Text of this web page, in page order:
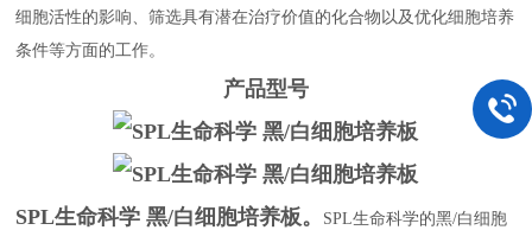
细胞活性的影响、筛选具有潜在治疗价值的化合物以及优化细胞培养
条件等方面的工作。
产品型号
SPL生命科学 黑/白细胞培养板。
SPL生命科学的黑/白细胞